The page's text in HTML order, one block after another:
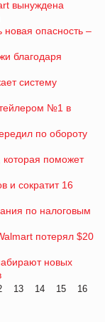
вынуждена
опасность –
благодаря
систему
№1 в
по обороту
которая поможет
и сократит 16
по налоговым
потерял $20
новых
13 14 15
16